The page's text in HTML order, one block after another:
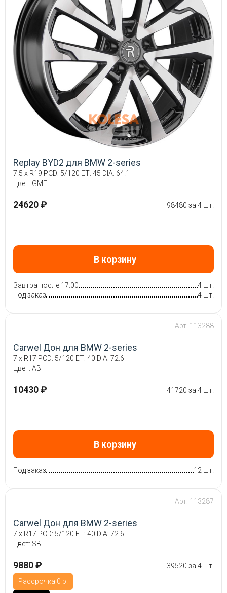
Replay BYD2 для BMW 2-series
7.5 x R19 PCD: 5/120 ET: 45 DIA: 64.1
Цвет: GMF
24620 ₽ 98480 за 4 шт.
В корзину
Завтра после 17:00
4 шт.
Под заказ
4 шт.
Арт: 113288
Carwel Дон для BMW 2-series
7 x R17 PCD: 5/120 ET: 40 DIA: 72.6
Цвет: AB
10430 ₽ 41720 за 4 шт.
В корзину
Под заказ 12 шт.
Рассрочка 0 р.
Арт: 113287
Carwel Дон для BMW 2-series
7 x R17 PCD: 5/120 ET: 40 DIA: 72.6
Цвет: SB
9880 ₽ 39520 за 4 шт.